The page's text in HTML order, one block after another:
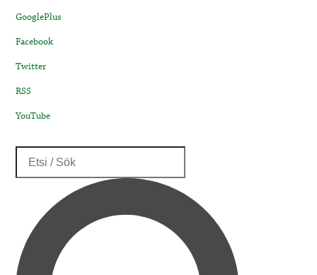
GooglePlus
Facebook
Twitter
RSS
YouTube